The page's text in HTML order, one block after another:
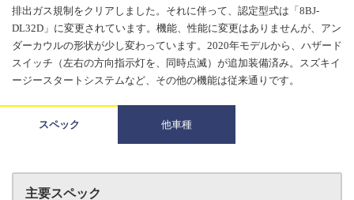
排出ガス規制をクリアしました。それに伴って、認定型式は「8BJ-
DL32D」に変更されています。機能、性能に変更はありませんが、アン
ダーカウルの形状が少し変わっています。2020年モデルから、ハザード
スイッチ（左右の方向指示灯を、同時点滅）が追加装備済み。スズキイ
ージースタートシステムなど、その他の機能は従来通りです。
スペック 他車種
主要スペック